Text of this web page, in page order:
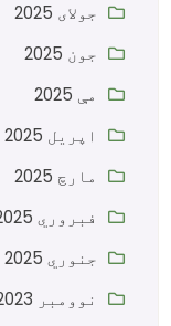
جولای 2025
جون 2025
مې 2025
اپریل 2025
مارچ 2025
فبروري 2025
جنوري 2025
نوومبر 2023